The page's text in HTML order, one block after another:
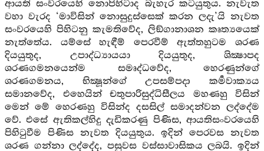
ආයති සංවරයෙහි නොපිහිටාද බැහැර කටයුතුය. නැවැත
වහා වැරද ‘මාවිසින් නොසුදුස්සෙක් කරන ලදැ’යි නැවත
සංවරයෙහි පිහිටනු කැමතිවේද, ලිඞ්ගානාශන කෘත්‍යයෙක්
නැත්තේය. යම්සේ හැඳීම් පෙරවීම් ඇත්තහුටම ශරණ
දියයුතුද, උපාද්ධ්‍යායයා දියයුතුද, ශික්‍ෂාපද
ශරණගමනයෙන්ම සමෘද්ධවේද, හෙරණුන්ගේ
ශරණගමනය, භික්‍ෂූන්ගේ උපසම්පදා කර්‍මවාක්‍යය
සමානවේද, එහෙයින් චතුපාරිසුද්ධිසීලය මහණහු විසින්
මෙන් මේ හෙරණහු විසින්ද දසසිල් සමාදන්වන ලද්දේම
වේ. එසේ ඇතිකල්හිදු දැඩිකරණු පිණිස, ආයතිසංවරයෙහි
පිහිටුවීම පිණිස නැවත දියයුතුය. ඉදින් පෙරවස නැවත
ශරණ ගන්නා ලද්දේද, පසුවස වස්සාවාසිකය ලබයි. ඉදින්